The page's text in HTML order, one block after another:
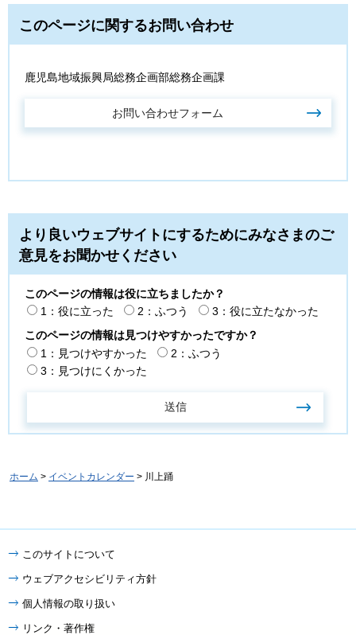
このページに関するお問い合わせ
鹿児島地域振興局総務企画部総務企画課
より良いウェブサイトにするためにみなさまのご
意見をお聞かせください
このページの情報は役に立ちましたか？
1：役に立った
2：ふつう
3：役に立たなかった
このページの情報は見つけやすかったですか？
1：見つけやすかった
2：ふつう
3：見つけにくかった
ホーム > イベントカレンダー > 川上踊
このサイトについて
ウェブアクセシビリティ方針
個人情報の取り扱い
リンク・著作権